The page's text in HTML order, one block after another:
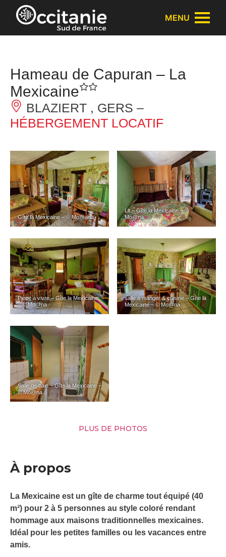
Panneau de gestion des cookies
MENU
Hameau de Capuran – La
Mexicaine
BLAZIERT , GERS –
HÉBERGEMENT LOCATIF
Gîte la Mexicaine – © Mo@ana
Lit – Gîte la Mexicaine – ©
Mo@na
Pièce à vivre – Gîte la Mexicaine
– © Mo@na
salle à manger & cuisine – Gîte la
Mexicaine – © Mo@na
Salle de bain – Gîte la Mexicaine –
© Mo@na
PLUS DE PHOTOS
À propos
La Mexicaine est un gîte de charme tout équipé (40
m²) pour 2 à 5 personnes au style coloré rendant
hommage aux maisons traditionnelles mexicaines.
Idéal pour les petites familles ou les vacances entre
amis.